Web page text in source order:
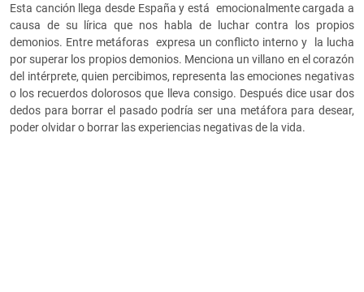
Esta canción llega desde España y está emocionalmente cargada a
causa de su lírica que nos habla de luchar contra los propios
demonios. Entre metáforas expresa un conflicto interno y la lucha
por superar los propios demonios. Menciona un villano en el corazón
del intérprete, quien percibimos, representa las emociones negativas
o los recuerdos dolorosos que lleva consigo. Después dice usar dos
dedos para borrar el pasado podría ser una metáfora para desear,
poder olvidar o borrar las experiencias negativas de la vida.